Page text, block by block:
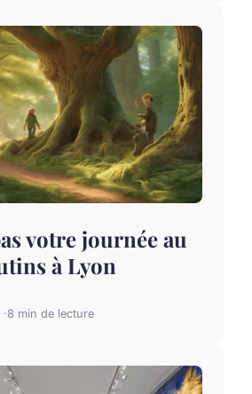
votre journée au
à Lyon
8 min de lecture